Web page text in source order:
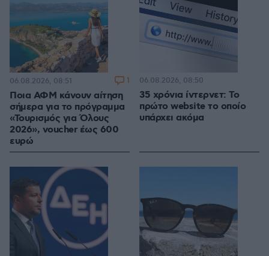
Ποια ΑΦΜ κάνουν αίτηση
σήμερα για το πρόγραμμα
«Τουρισμός για Όλους
2026», voucher έως 600
ευρώ
06.08.2026, 08:51 1
35 χρόνια ίντερνετ: Το
πρώτο website το οποίο
υπάρχει ακόμα
06.08.2026, 08:50